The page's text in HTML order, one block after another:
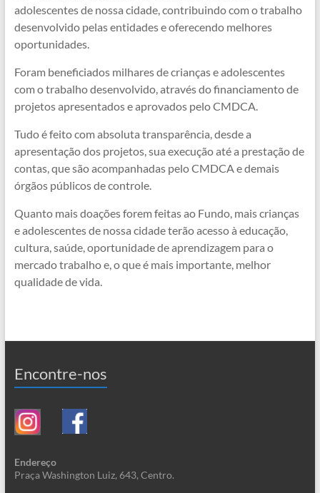
adolescentes de nossa cidade, contribuindo com o trabalho
desenvolvido pelas entidades e oferecendo melhores
oportunidades.
Foram beneficiados milhares de crianças e adolescentes
com o trabalho desenvolvido, através do financiamento de
projetos apresentados e aprovados pelo CMDCA.
Tudo é feito com absoluta transparência, desde a
apresentação dos projetos, sua execução até a prestação de
contas, que são acompanhadas pelo CMDCA e demais
órgãos públicos de controle.
Quanto mais doações forem feitas ao Fundo, mais crianças
e adolescentes de nossa cidade terão acesso à educação,
cultura, saúde, oportunidade de aprendizagem para o
mercado trabalho e, o que é mais importante, melhor
qualidade de vida.
Encontre-nos
Endereço
Praça Washington Luiz, 643, Centro.